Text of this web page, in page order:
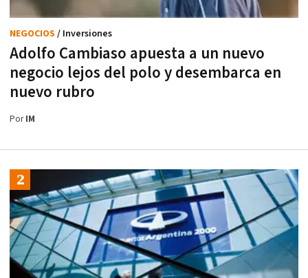
Adolfo Cambiaso apuesta a un nuevo
negocio lejos del polo y desembarca en
nuevo rubro
NEGOCIOS / Inversiones
PorIM